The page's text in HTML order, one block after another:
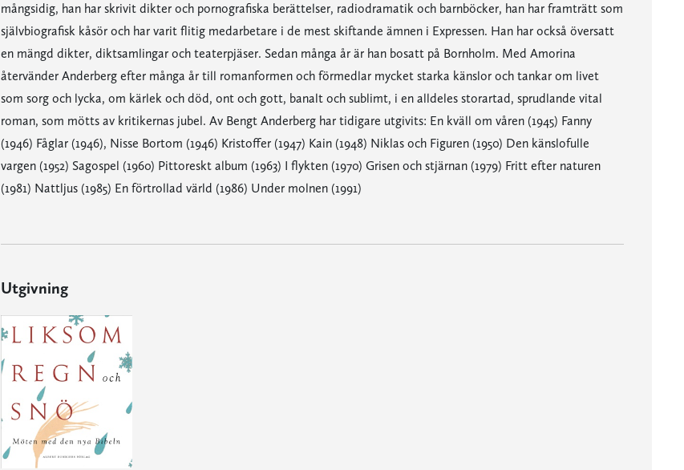
mångsidig, han har skrivit dikter och pornografiska berättelser, radiodramatik och barnböcker, han har framträtt som
självbiografisk kåsör och har varit flitig medarbetare i de mest skiftande ämnen i Expressen. Han har också översatt
en mängd dikter, diktsamlingar och teaterpjäser. Sedan många år är han bosatt på Bornholm. Med Amorina
återvänder Anderberg efter många år till romanformen och förmedlar mycket starka känslor och tankar om livet
som sorg och lycka, om kärlek och död, ont och gott, banalt och sublimt, i en alldeles storartad, sprudlande vital
roman, som mötts av kritikernas jubel. Av Bengt Anderberg har tidigare utgivits: En kväll om våren (1945) Fanny
(1946) Fåglar (1946), Nisse Bortom (1946) Kristoffer (1947) Kain (1948) Niklas och Figuren (1950) Den känslofulle
vargen (1952) Sagospel (1960) Pittoreskt album (1963) I flykten (1970) Grisen och stjärnan (1979) Fritt efter naturen
(1981) Nattljus (1985) En förtrollad värld (1986) Under molnen (1991)
Utgivning